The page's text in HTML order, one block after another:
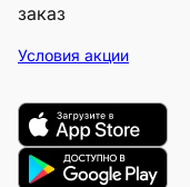
заказ
Условия акции